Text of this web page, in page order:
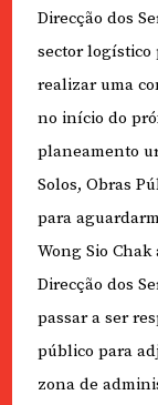
Direcção dos
sector logístico
realizar uma
no início do
planeamento
Solos, Obras
para
Wong Sio
Direcção dos
passar a ser
público para
zona de